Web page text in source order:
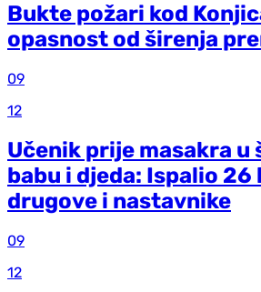
Bukte požari kod
opasnost od širenja
09
12
Učenik prije masakra u
babu i djeda: Ispalio 26
drugove i nastavnike
09
12